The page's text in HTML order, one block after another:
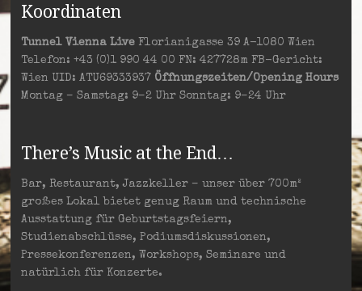
Koordinaten
Tunnel Vienna LiveFlorianigasse 39 A-1080 Wien
Telefon: +43 (0)1 990 44 00 FN: 427728m FB-Gericht:
Wien UID: ATU69333937 Öffnungszeiten/Opening Hours
Montag – Samstag: 9–2 Uhr Sonntag: 9–24 Uhr
There’s Music at the End…
Bar, Restaurant, Jazzkeller – unser über 700m²
großes Lokal bietet genug Raum und technische
Ausstattung für Geburtstagsfeiern,
Studienabschlüsse, Podiumsdiskussionen,
Pressekonferenzen, Workshops, Seminare und
natürlich für Konzerte.